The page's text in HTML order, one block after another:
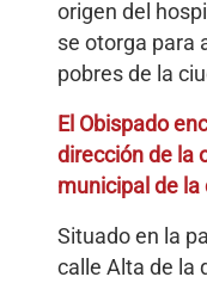
origen del
se otorga para
pobres de la
El Obispado
dirección de la
municipal de la
Situado en la
calle Alta de la